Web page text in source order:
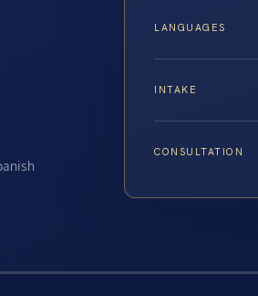
LANGUAGES
INTAKE
CONSULTATION